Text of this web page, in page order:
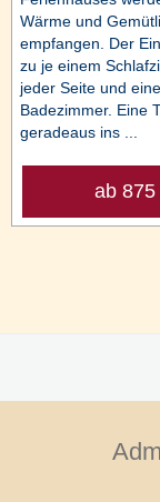
Wärme und
empfangen. Der
zu je einem
jeder Seite und
Badezimmer. Eine
geradeaus ins ...
ab 875